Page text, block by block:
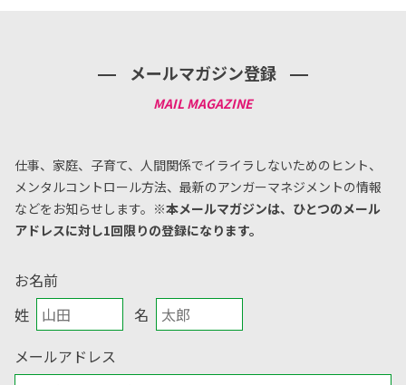
メールマガジン登録
仕事、家庭、子育て、人間関係でイライラしないためのヒント、
メンタルコントロール方法、 最新のアンガーマネジメントの情報
などをお知らせします。 ※本メールマガジンは、ひとつのメール
アドレスに対し1回限りの登録になります。
お名前
姓
名
メールアドレス